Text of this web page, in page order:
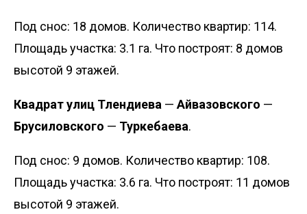
Под снос: 18 домов. Количество квартир: 114.
Площадь участка: 3.1 га. Что построят: 8 домов
высотой 9 этажей.
Квадрат улиц Тлендиева — Айвазовского —
Брусиловского — Туркебаева.
Под снос: 9 домов. Количество квартир: 108.
Площадь участка: 3.6 га. Что построят: 11 домов
высотой 9 этажей.